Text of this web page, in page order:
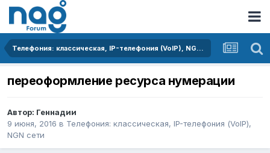
Телефония: классическая, IP-телефония (VoIP), NGN сети
переоформление ресурса нумерации
Автор: Геннадии
9 июня, 2016 в Телефония: классическая, IP-телефония (VoIP),
NGN сети